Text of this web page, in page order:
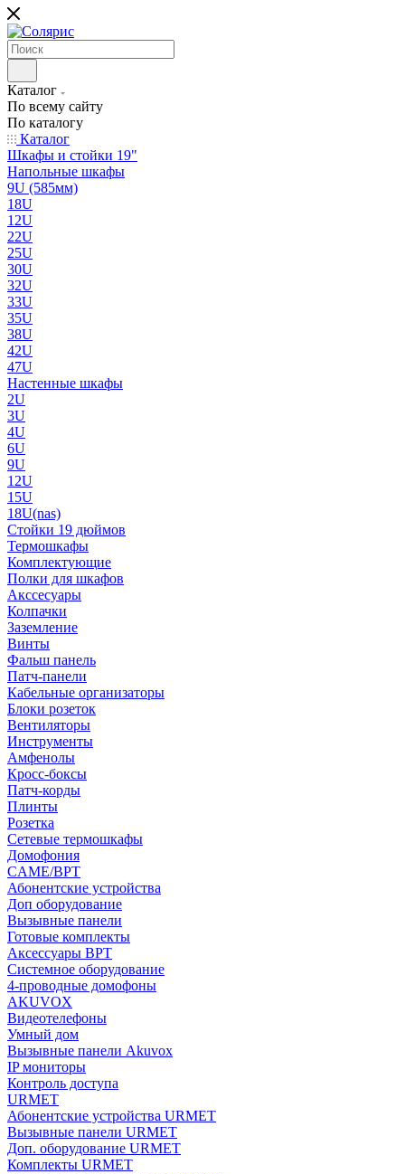
Каталог
По всему сайту
По каталогу
Каталог
Шкафы и стойки 19"
Напольные шкафы
9U (585мм)
18U
12U
22U
25U
30U
32U
33U
35U
38U
42U
47U
Настенные шкафы
2U
3U
4U
6U
9U
12U
15U
18U(nas)
Стойки 19 дюймов
Термошкафы
Комплектующие
Полки для шкафов
Акссесуары
Колпачки
Заземление
Винты
Фальш панель
Патч-панели
Кабельные организаторы
Блоки розеток
Вентиляторы
Инструменты
Амфенолы
Кросс-боксы
Патч-корды
Плинты
Розетка
Сетевые термошкафы
Домофония
CAME/BPT
Абонентские устройства
Доп оборудование
Вызывные панели
Готовые комплекты
Аксессуары BPT
Системное оборудование
4-проводные домофоны
AKUVOX
Видеотелефоны
Умный дом
Вызывные панели Akuvox
IP мониторы
Контроль доступа
URMET
Абонентские устройства URMET
Вызывные панели URMET
Доп. оборудование URMET
Комплекты URMET